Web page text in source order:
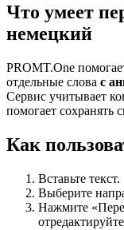
Что умеет
немецкий
PROMT.One
отдельные слова с
Сервис учитывает
помогает сохранять
Как
Вставьте текст.
Выберите
Нажмите